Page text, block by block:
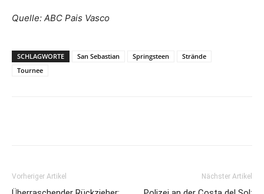
Quelle: ABC Pais Vasco
SCHLAGWORTE San Sebastian Springsteen
Strände
Tournee
Vorheriger Artikel Nächster Artikel